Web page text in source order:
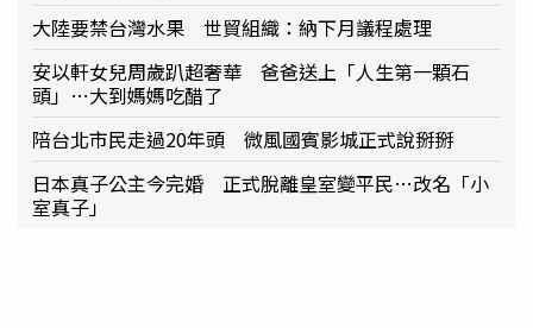
大陸要禁台灣水果 世貿組織：納下月議程處理
安以軒女兒周歲趴超奢華 爸爸送上「人生第一顆石
頭」…大到媽媽吃醋了
陪台北市民走過20年頭 微風國賓影城正式說掰掰
日本真子公主今完婚 正式脫離皇室變平民…改名「小
室真子」